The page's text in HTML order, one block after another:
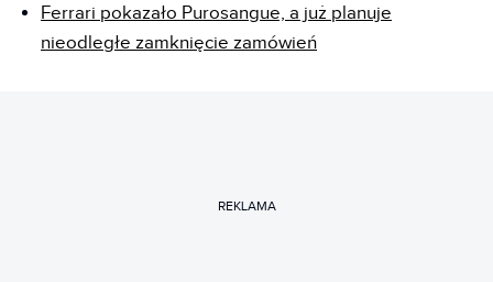
Ferrari pokazało Purosangue, a już planuje
nieodległe zamknięcie zamówień
REKLAMA